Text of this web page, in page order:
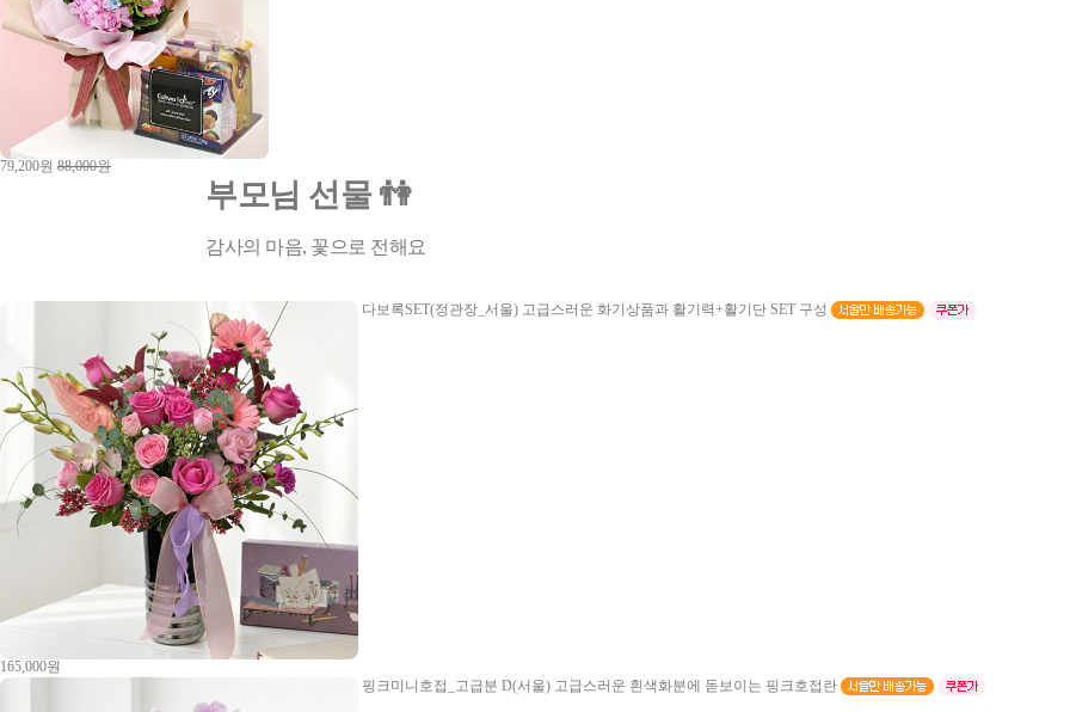
79,200원 88,000원
부모님 선물 👫
감사의 마음, 꽃으로 전해요
다보록SET(정관장_서울) 고급스러운 화기상품과 활기력+활기단 SET 구성
165,000원
핑크미니호접_고급분 D(서울) 고급스러운 흰색화분에 돋보이는 핑크호접란